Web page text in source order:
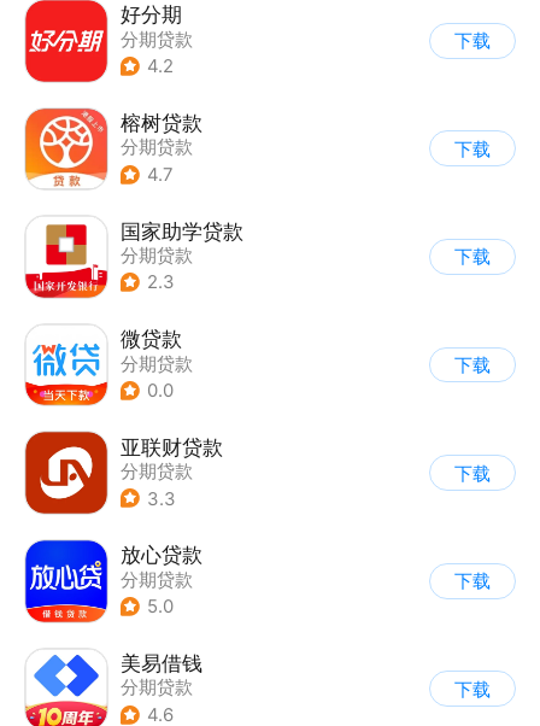
好分期
分期贷款
4.2
下载
榕树贷款
分期贷款
4.7
下载
国家助学贷款
分期贷款
2.3
下载
微贷款
分期贷款
0.0
下载
亚联财贷款
分期贷款
3.3
下载
放心贷款
分期贷款
5.0
下载
美易借钱
分期贷款
4.6
下载